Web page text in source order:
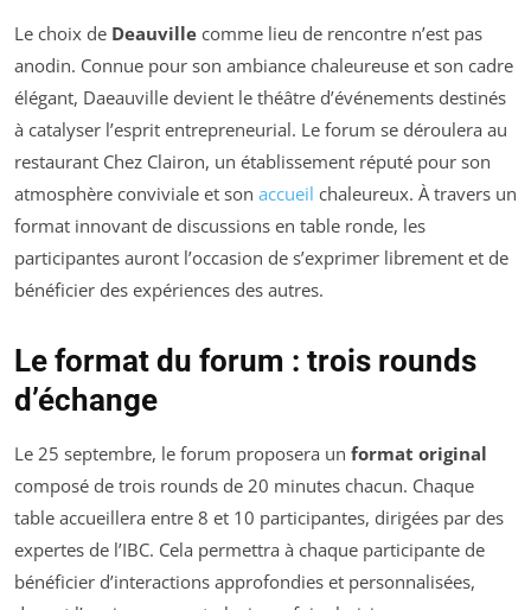
Le choix de Deauville comme lieu de rencontre n’est pas
anodin. Connue pour son ambiance chaleureuse et son cadre
élégant, Daeauville devient le théâtre d’événements destinés
à catalyser l’esprit entrepreneurial. Le forum se déroulera au
restaurant Chez Clairon, un établissement réputé pour son
atmosphère conviviale et son accueil chaleureux. À travers un
format innovant de discussions en table ronde, les
participantes auront l’occasion de s’exprimer librement et de
bénéficier des expériences des autres.
Le format du forum : trois rounds
d’échange
Le 25 septembre, le forum proposera un format original
composé de trois rounds de 20 minutes chacun. Chaque
table accueillera entre 8 et 10 participantes, dirigées par des
expertes de l’IBC. Cela permettra à chaque participante de
bénéficier d’interactions approfondies et personnalisées,